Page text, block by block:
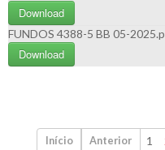
Download
FUNDOS 4388-5 BB 05-
Download
Início Anterior 1